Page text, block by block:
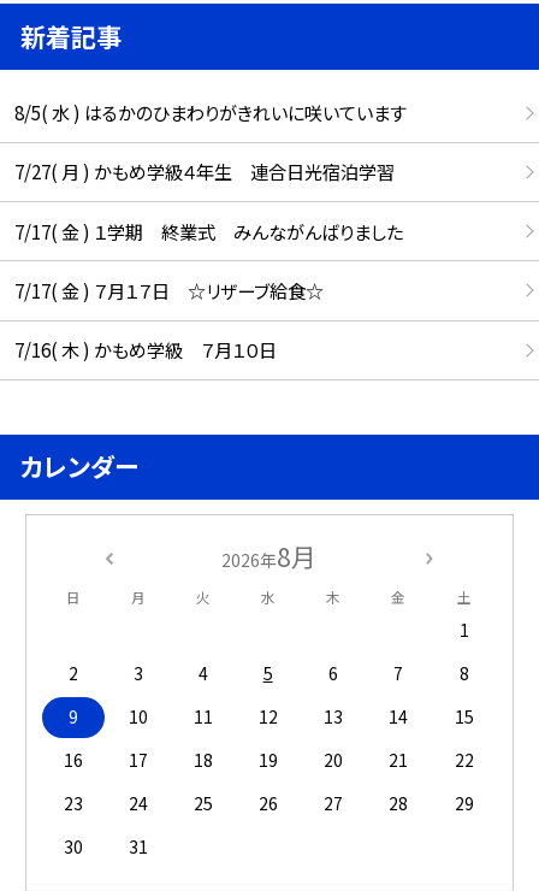
新着記事
8/5( 水 ) はるかのひまわりがきれいに咲いています
7/27( 月 ) かもめ学級４年生 連合日光宿泊学習
7/17( 金 ) １学期 終業式 みんながんばりました
7/17( 金 ) ７月１７日 ☆リザーブ給食☆
7/16( 木 ) かもめ学級 ７月１０日
カレンダー
2026年8月
日 月 火 水 木 金 土
1
2
3 4 5 6 7
8
9
10 11 12 13 14
15
16
17 18 19 20 21
22
23
24 25 26 27 28
29
30
31